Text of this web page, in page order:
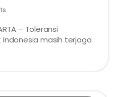
– Toleransi
masih terjaga